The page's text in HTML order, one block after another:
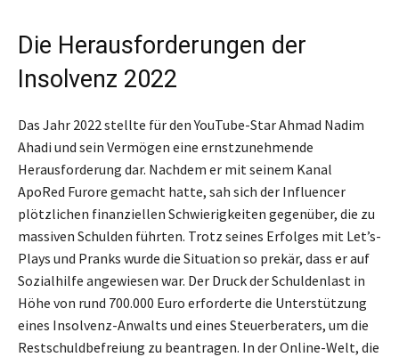
Die Herausforderungen der
Insolvenz 2022
Das Jahr 2022 stellte für den YouTube-Star Ahmad Nadim
Ahadi und sein Vermögen eine ernstzunehmende
Herausforderung dar. Nachdem er mit seinem Kanal
ApoRed Furore gemacht hatte, sah sich der Influencer
plötzlichen finanziellen Schwierigkeiten gegenüber, die zu
massiven Schulden führten. Trotz seines Erfolges mit Let’s-
Plays und Pranks wurde die Situation so prekär, dass er auf
Sozialhilfe angewiesen war. Der Druck der Schuldenlast in
Höhe von rund 700.000 Euro erforderte die Unterstützung
eines Insolvenz-Anwalts und eines Steuerberaters, um die
Restschuldbefreiung zu beantragen. In der Online-Welt, die